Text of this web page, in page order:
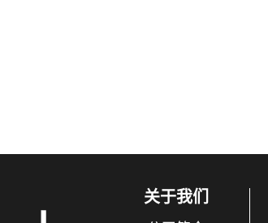
关于我们